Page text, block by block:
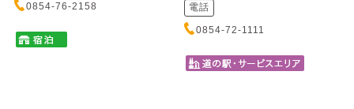
0854-76-2158
電話
0854-72-1111